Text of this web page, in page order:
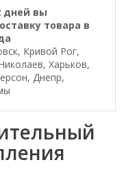
дней вы
товара в
Кривой Рог,
Харьков,
Днепр,